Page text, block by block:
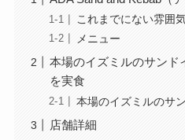
これまでにない雰囲
メニュー
本場のイズミルのサンド
を実食
本場のイズミルのサ
店舗詳細